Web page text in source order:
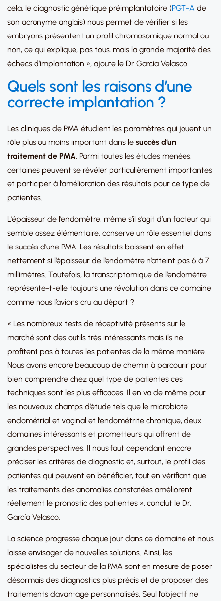
cela, le diagnostic génétique préimplantatoire (PGT-A de
son acronyme anglais) nous permet de vérifier si les
embryons présentent un profil chromosomique normal ou
non, ce qui explique, pas tous, mais la grande majorité des
échecs d’implantation », ajoute le Dr García Velasco.
Quels sont les raisons d’une
correcte implantation ?
Les cliniques de PMA étudient les paramètres qui jouent un
rôle plus ou moins important dans le succès d’un
traitement de PMA. Parmi toutes les études menées,
certaines peuvent se révéler particulièrement importantes
et participer à l’amélioration des résultats pour ce type de
patientes.
L’épaisseur de l’endomètre, même s’il s’agit d’un facteur qui
semble assez élémentaire, conserve un rôle essentiel dans
le succès d’une PMA. Les résultats baissent en effet
nettement si l’épaisseur de l’endomètre n’atteint pas 6 à 7
millimètres. Toutefois, la transcriptomique de l’endomètre
représente-t-elle toujours une révolution dans ce domaine
comme nous l’avions cru au départ ?
« Les nombreux tests de réceptivité présents sur le
marché sont des outils très intéressants mais ils ne
profitent pas à toutes les patientes de la même manière.
Nous avons encore beaucoup de chemin à parcourir pour
bien comprendre chez quel type de patientes ces
techniques sont les plus efficaces. Il en va de même pour
les nouveaux champs d’étude tels que le microbiote
endométrial et vaginal et l’endométrite chronique, deux
domaines intéressants et prometteurs qui offrent de
grandes perspectives. Il nous faut cependant encore
préciser les critères de diagnostic et, surtout, le profil des
patientes qui peuvent en bénéficier, tout en vérifiant que
les traitements des anomalies constatées améliorent
réellement le pronostic des patientes », conclut le Dr.
García Velasco.
La science progresse chaque jour dans ce domaine et nous
laisse envisager de nouvelles solutions. Ainsi, les
spécialistes du secteur de la PMA sont en mesure de poser
désormais des diagnostics plus précis et de proposer des
traitements davantage personnalisés. Seul l’objectif ne